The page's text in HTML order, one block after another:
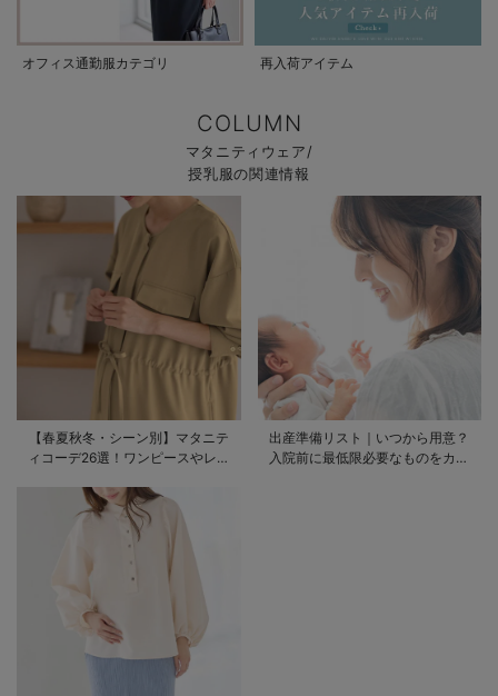
オフィス通勤服カテゴリ 再入荷アイテム
COLUMN
マタニティウェア/
授乳服の関連情報
【春夏秋冬・シーン別】マタニテ
ィコーデ26選！ワンピースやレギ
出産準備リスト｜いつから用意？
入院前に最低限必要なものをカテ